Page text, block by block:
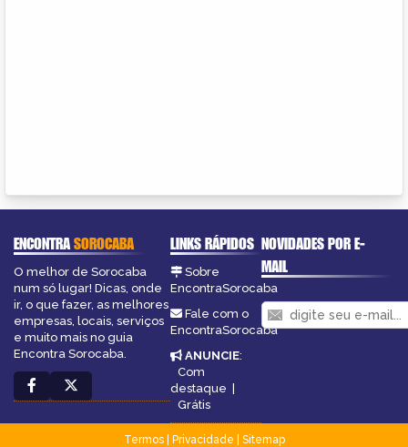
ENCONTRASOROCABA
O melhor de Sorocaba
num só lugar! Dicas, onde
ir, o que fazer, as melhores
empresas, locais, serviços
e muito mais no guia
Encontra Sorocaba.
LINKS RÁPIDOS
Sobre
EncontraSorocaba
Fale com o
EncontraSorocaba
ANUNCIE:
Com
destaque |
Grátis
NOVIDADES POR E-
MAIL
Termos| Privacidade
Sitemap